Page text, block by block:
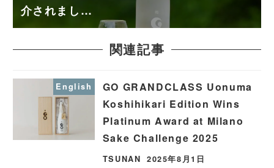
介されまし…
関連記事
English
GO GRANDCLASS Uonuma
Koshihikari Edition Wins
Platinum Award at Milano
Sake Challenge 2025
TSUNAN 2025年8月1日